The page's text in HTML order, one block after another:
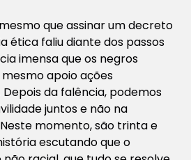
que assinar um decreto
ética faliu diante dos passos
imensa que os negros
apoio ações
da falência, podemos
juntos e não na
momento, são trinta e
escutando que o